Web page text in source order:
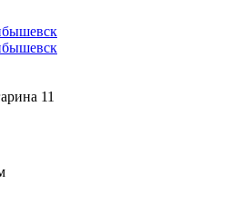
11